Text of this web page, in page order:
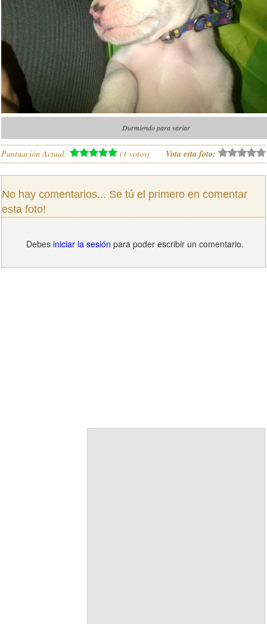
Durmiendo para variar
Puntuación Actual: (1 votos) Vota esta foto:
No hay comentarios... Se tú el primero en comentar
esta foto!
Debes iniciar la sesión para poder escribir un comentario.